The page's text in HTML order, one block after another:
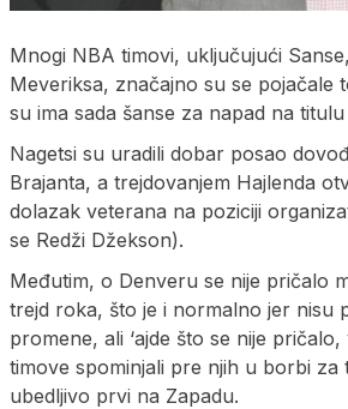
Mnogi NBA timovi, uključujući
Meveriksa, značajno su se pojačale
su ima sada šanse za napad na
Nagetsi su uradili dobar posao
Brajanta, a trejdovanjem Hajlenda
dolazak veterana na poziciji
se Redži Džekson).
Međutim, o Denveru se nije pričalo
trejd roka, što je i normalno jer nisu
promene, ali ‘ajde što se nije
timove spominjali pre njih u borbi za
ubedljivo prvi na Zapadu.